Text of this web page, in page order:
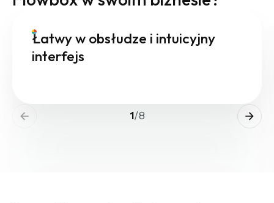
Łatwy w obsłudze i intuicyjny
interfejs
1/8